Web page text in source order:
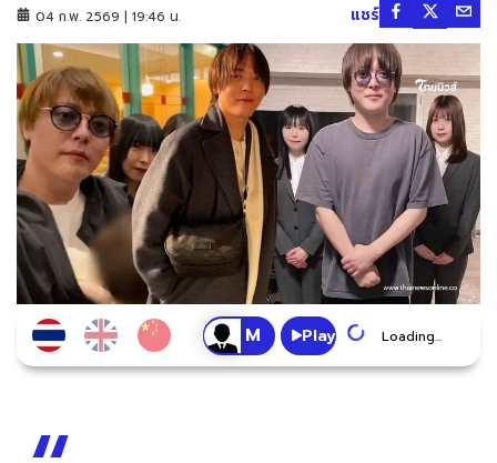
04 ก.พ. 2569 | 19:46 น. แชร์
Play Loading...